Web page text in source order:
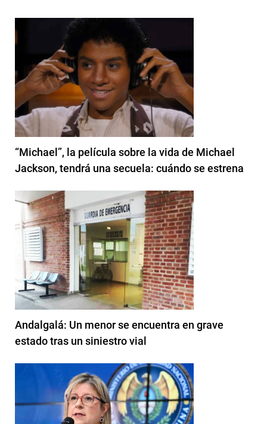
“Michael”, la película sobre la vida de Michael
Jackson, tendrá una secuela: cuándo se estrena
Andalgalá: Un menor se encuentra en grave
estado tras un siniestro vial